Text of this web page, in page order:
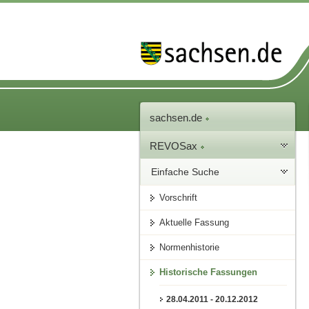
sachsen.de
REVOSax
Einfache Suche
Vorschrift
Aktuelle Fassung
Normenhistorie
Historische Fassungen
28.04.2011 - 20.12.2012